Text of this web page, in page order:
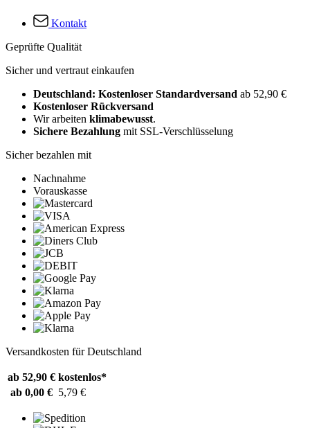
Kontakt
Geprüfte Qualität
Sicher und vertraut einkaufen
Deutschland: Kostenloser Standardversand ab 52,90 €
Kostenloser Rückversand
Wir arbeiten klimabewusst.
Sichere Bezahlung mit SSL-Verschlüsselung
Sicher bezahlen mit
Nachnahme
Vorauskasse
Versandkosten für Deutschland
ab 52,90 € kostenlos*
ab 0,00 € 5,79 €